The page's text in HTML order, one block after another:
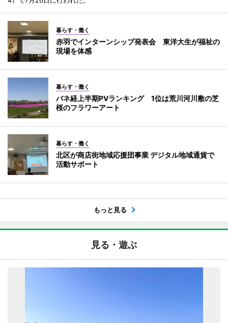
暮らす・働く
赤羽でインターンシップ発表会 東洋大生が福祉の
現場を体感
暮らす・働く
バネ経上半期PVランキング 1位は荒川河川敷の芝
桜のフラワーアート
暮らす・働く
北区が商店街地域応援団事業 デジタル地域通貨で
活動サポート
もっと見る
見る・遊ぶ